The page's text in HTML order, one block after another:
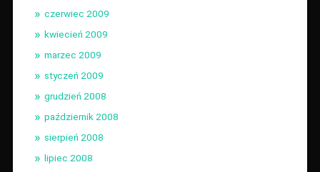
czerwiec 2009
kwiecień 2009
marzec 2009
styczeń 2009
grudzień 2008
październik 2008
sierpień 2008
lipiec 2008